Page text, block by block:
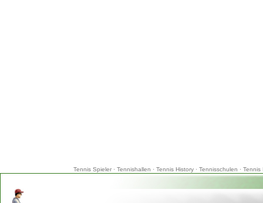
Tennis Spieler· Tennishallen · Tennis History· Tennisschulen · Tennis